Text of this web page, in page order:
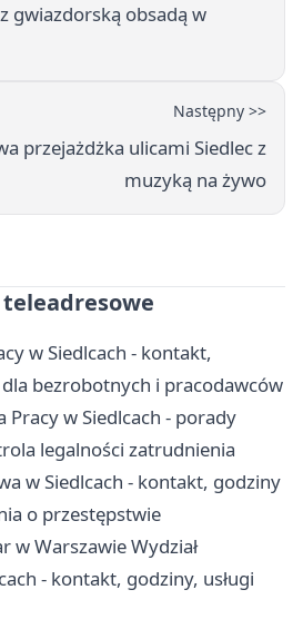
gwiazdorską obsadą w
Następny >>
przejażdżka ulicami Siedlec z
muzyką na żywo
w Siedlcach - kontakt,
bezrobotnych i pracodawców
Pracy w Siedlcach - porady
legalności zatrudnienia
w Siedlcach - kontakt, godziny
o przestępstwie
w Warszawie Wydział
- kontakt, godziny, usługi